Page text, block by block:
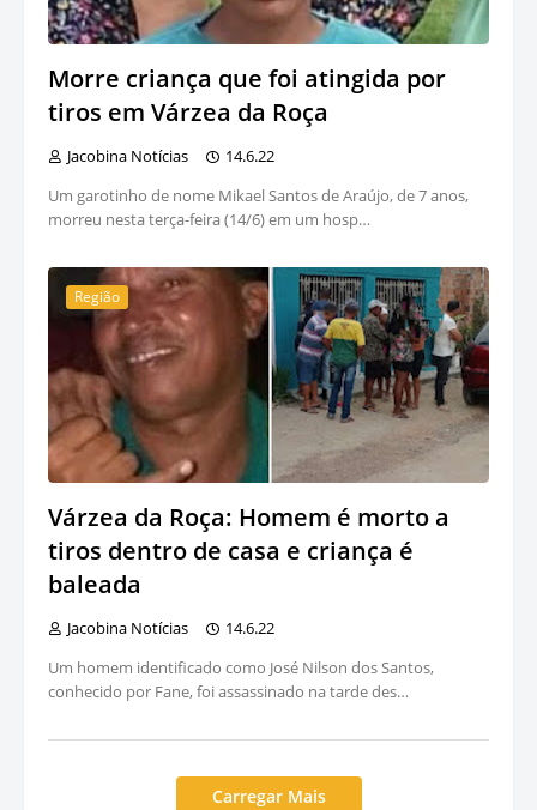
Morre criança que foi atingida por
tiros em Várzea da Roça
Jacobina Notícias
14.6.22
Um garotinho de nome Mikael Santos de Araújo, de 7 anos,
morreu nesta terça-feira (14/6) em um hosp…
Região
Várzea da Roça: Homem é morto a
tiros dentro de casa e criança é
baleada
Jacobina Notícias
14.6.22
Um homem identificado como José Nilson dos Santos,
conhecido por Fane, foi assassinado na tarde des…
Carregar Mais